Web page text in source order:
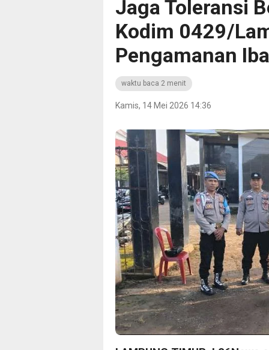
Jaga Toleransi
Kodim 0429/
Pengamanan
waktu baca 2 menit
Kamis, 14 Mei 2026 14:36